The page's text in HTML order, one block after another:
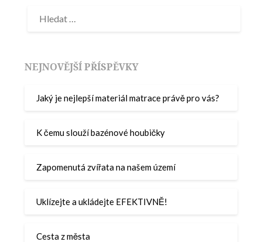
NEJNOVĚJŠÍ PŘÍSPĚVKY
Jaký je nejlepší materiál matrace právě pro vás?
K čemu slouží bazénové houbičky
Zapomenutá zvířata na našem území
Uklízejte a ukládejte EFEKTIVNĚ!
Cesta z města